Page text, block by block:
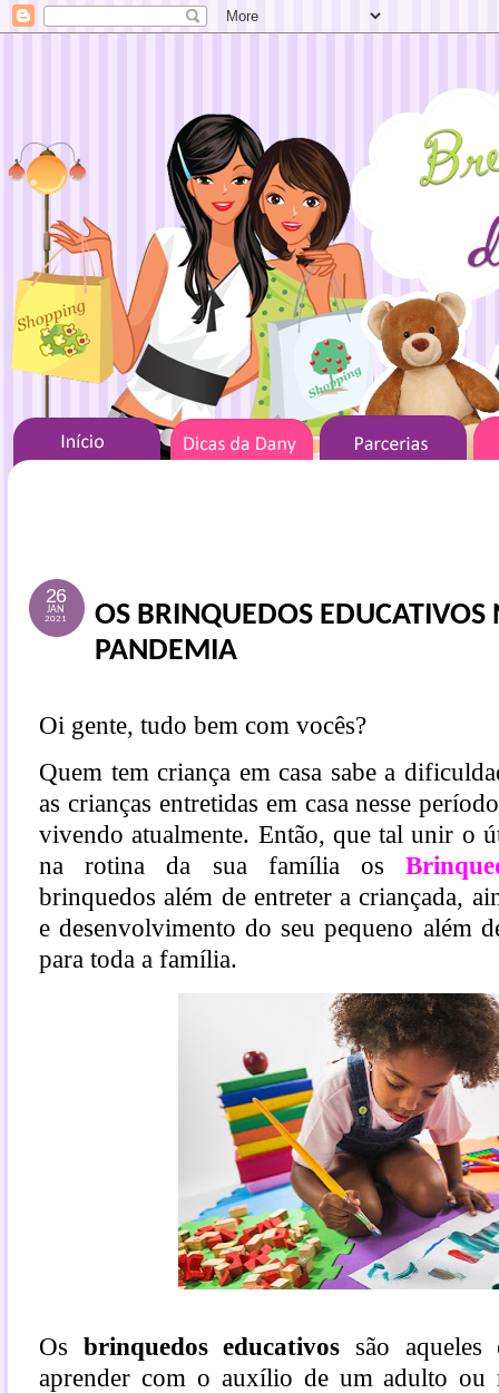
26
JAN
2021
OS BRINQUEDOS EDUCATIVOS
PANDEMIA
Oi gente, tudo bem com vocês?
Quem tem criança em casa sabe a
as crianças entretidas em casa nesse
vivendo atualmente. Então, que tal unir o
na rotina da sua família os
brinquedos além de entreter a criançada,
e desenvolvimento do seu pequeno além
para toda a família.
Os brinquedos educativos são
aprender com o auxílio de um adulto ou